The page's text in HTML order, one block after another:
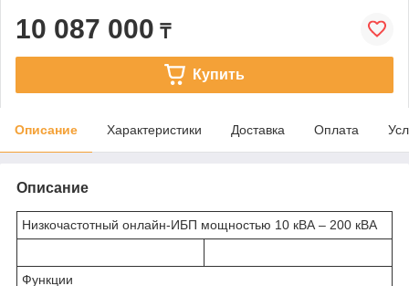
10 087 000 ₸
Купить
Описание Характеристики Доставка Оплата
Описание
Низкочастотный онлайн-ИБП мощностью 10 кВА – 200 кВА
Функции